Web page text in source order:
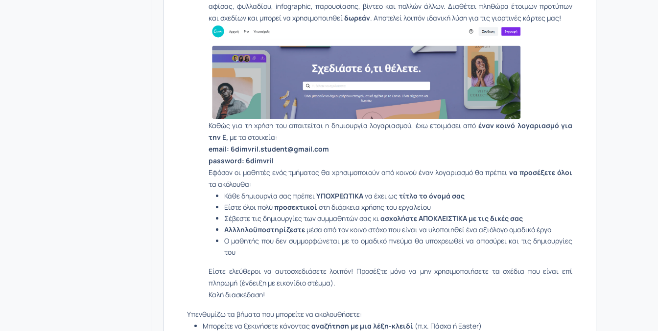
αφίσας, φυλλαδίου, infographic, παρουσίασης, βίντεο και πολλών άλλων. Διαθέτει πληθώρα έτοιμων προτύπων
και σχεδίων και μπορεί να χρησιμοποιηθείδωρεάν. Αποτελεί λοιπόν ιδανική λύση για τις γιορτινές κάρτες μας!
Καθώς για τη χρήση του απαιτείται η δημιουργία λογαριασμού, έχω ετοιμάσει από έναν κοινό λογαριασμό για
την Ε, με τα στοιχεία:
email: 6dimvril.student@gmail.com
password: 6dimvril
Εφόσον οι μαθητές ενός τμήματος θα χρησιμοποιούν από κοινού έναν λογαριασμό θα πρέπεινα προσέξετε όλοι
τα ακόλουθα:
Κάθε δημιουργία σας πρέπει ΥΠΟΧΡΕΩΤΙΚΑνα έχει ως τίτλο το όνομά σας
Είστε όλοι πολύπροσεκτικοί στη διάρκεια χρήσης του εργαλείου
Σέβεστε τις δημιουργίες των συμμαθητών σας κι ασχολήστε ΑΠΟΚΛΕΙΣΤΙΚΑ με τις δικές σας
Αλλληλοϋποστηρίζεστε μέσα από τον κοινό στόχο που είναι να υλοποιηθεί ένα αξιόλογο ομαδικό έργο
Ο μαθητής που δεν συμμορφώνεται με το ομαδικό πνεύμα θα υποχρεωθεί να αποσύρει και τις δημιουργίες
του
Είστε ελεύθεροι να αυτοσχεδιάσετε λοιπόν! Προσέξτε μόνο να μην χρησιμοποιήσετε τα σχέδια που είναι επί
πληρωμή (ένδειξη με εικονίδιο στέμμα).
Καλή διασκέδαση!
Υπενθυμίζω τα βήματα που μπορείτε να ακολουθήσετε:
Μπορείτε να ξεκινήσετε κάνοντας αναζήτηση με μια λέξη-κλειδί (π.χ. Πάσχα ή Easter)